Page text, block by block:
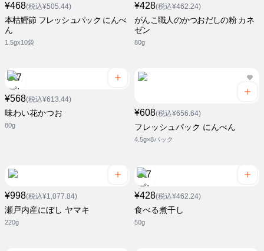
¥468(税込¥505.44)
本枯鰹節 フレッシュパック にんべ
ん
1.5gx10袋
¥428(税込¥462.24)
がんこ職人のかつおだしの粉 カネ
ゼン
80g
¥568(税込¥613.44)
味わい花かつお
80g
¥608(税込¥656.64)
フレッシュパック にんべん
4.5g×8パック
¥998(税込¥1,077.84)
瀬戸内産にぼし ヤマキ
220g
¥428(税込¥462.24)
食べる煮干し
50g